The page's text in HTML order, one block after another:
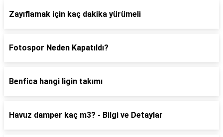
Zayıflamak için kaç dakika yürümeli
Fotospor Neden Kapatıldı?
Benfica hangi ligin takımı
Havuz damper kaç m3? - Bilgi ve Detaylar